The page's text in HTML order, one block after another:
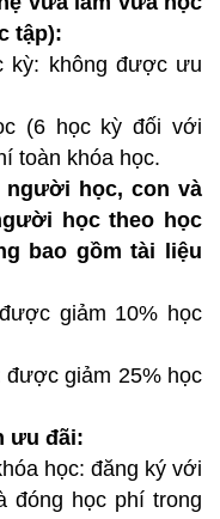
tập):
kỳ: không được ưu
(6 học kỳ đối với
toàn khóa học.
học, con và
học theo học
bao gồm tài liệu
giảm 10% học
giảm 25% học
ưu đãi:
học: đăng ký với
đóng học phí trong